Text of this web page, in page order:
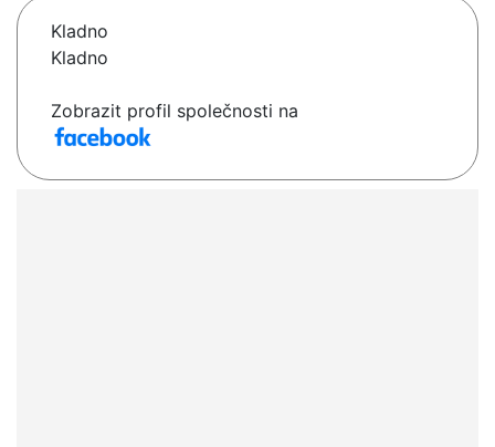
Kladno
Kladno
Zobrazit profil společnosti na